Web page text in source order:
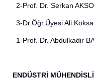
2-Prof. Dr. Serkan
3-Dr.Öğr.Üyesi Ali
1-Prof. Dr. Abdulkadir
ENDÜSTRİ